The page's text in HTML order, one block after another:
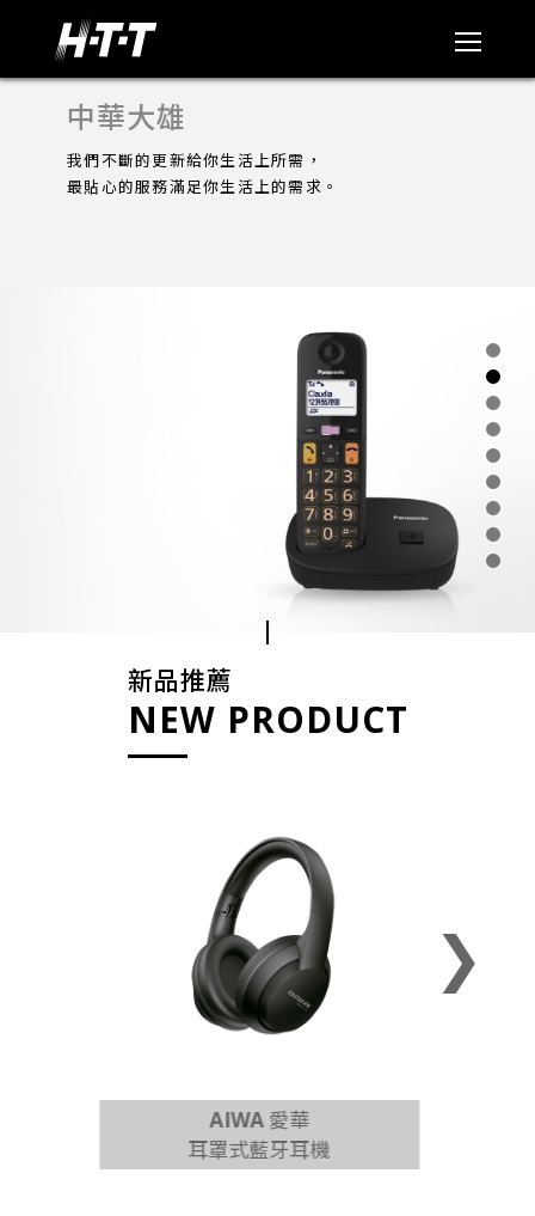
中華大雄
我們不斷的更新給你生活上所需，
最貼心的服務滿足你生活上的需求。
新品推薦
NEW PRODUCT
AIWA 愛華
耳罩式藍牙耳機
❯